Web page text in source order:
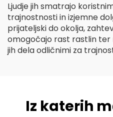
Ljudje jih smatrajo
trajnostnosti in izjemne
prijateljski do okolja,
omogočajo rast rastlin ter
jih dela odličnimi za
Iz katerih